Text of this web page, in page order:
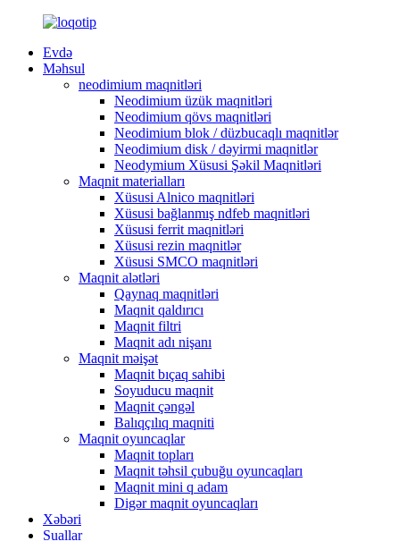
Evdə
Məhsul
neodimium maqnitləri
Neodimium üzük maqnitləri
Neodimium qövs maqnitləri
Neodimium blok / düzbucaqlı maqnitlər
Neodimium disk / dəyirmi maqnitlər
Neodymium Xüsusi Şəkil Maqnitləri
Maqnit materialları
Xüsusi Alnico maqnitləri
Xüsusi bağlanmış ndfeb maqnitləri
Xüsusi ferrit maqnitləri
Xüsusi rezin maqnitlər
Xüsusi SMCO maqnitləri
Maqnit alətləri
Qaynaq maqnitləri
Maqnit qaldırıcı
Maqnit filtri
Maqnit adı nişanı
Maqnit məişət
Maqnit bıçaq sahibi
Soyuducu maqnit
Maqnit çəngəl
Balıqçılıq maqniti
Maqnit oyuncaqlar
Maqnit topları
Maqnit təhsil çubuğu oyuncaqları
Maqnit mini q adam
Digər maqnit oyuncaqları
Xəbəri
Suallar